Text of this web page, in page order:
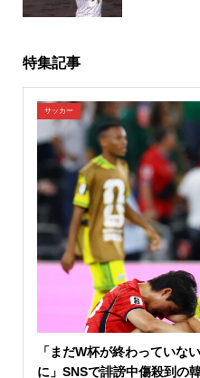
特集記事
サッカー
「まだW杯が終わっていな
に」SNSで誹謗中傷殺到の